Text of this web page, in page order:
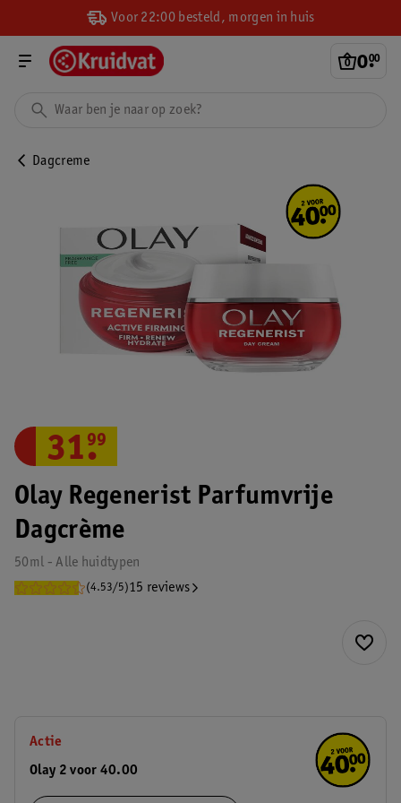
Voor 22:00 besteld, morgen in huis
0.
00
Dagcreme
Olay Regenerist Parfumvrije
Dagcrème
50ml - Alle huidtypen
(4.53/5)15 reviews
31.
99
Actie
Olay 2 voor 40.00